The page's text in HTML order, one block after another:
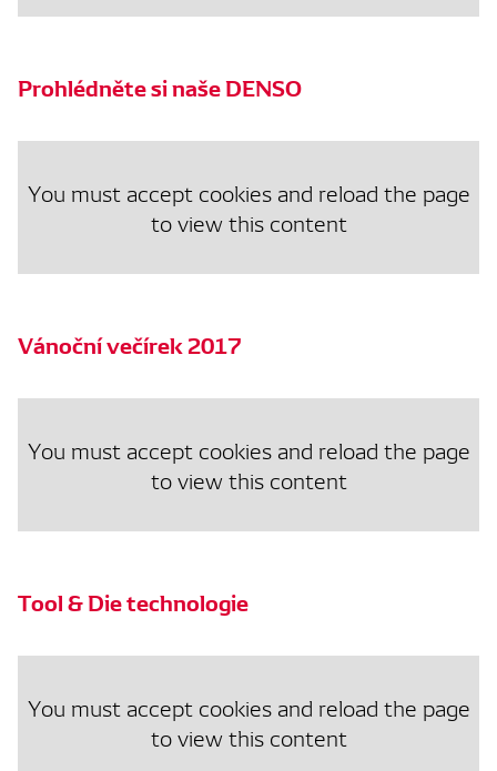
Prohlédněte si naše DENSO
You must accept cookies and reload the page
to view this content
Vánoční večírek 2017
You must accept cookies and reload the page
to view this content
Tool & Die technologie
You must accept cookies and reload the page
to view this content